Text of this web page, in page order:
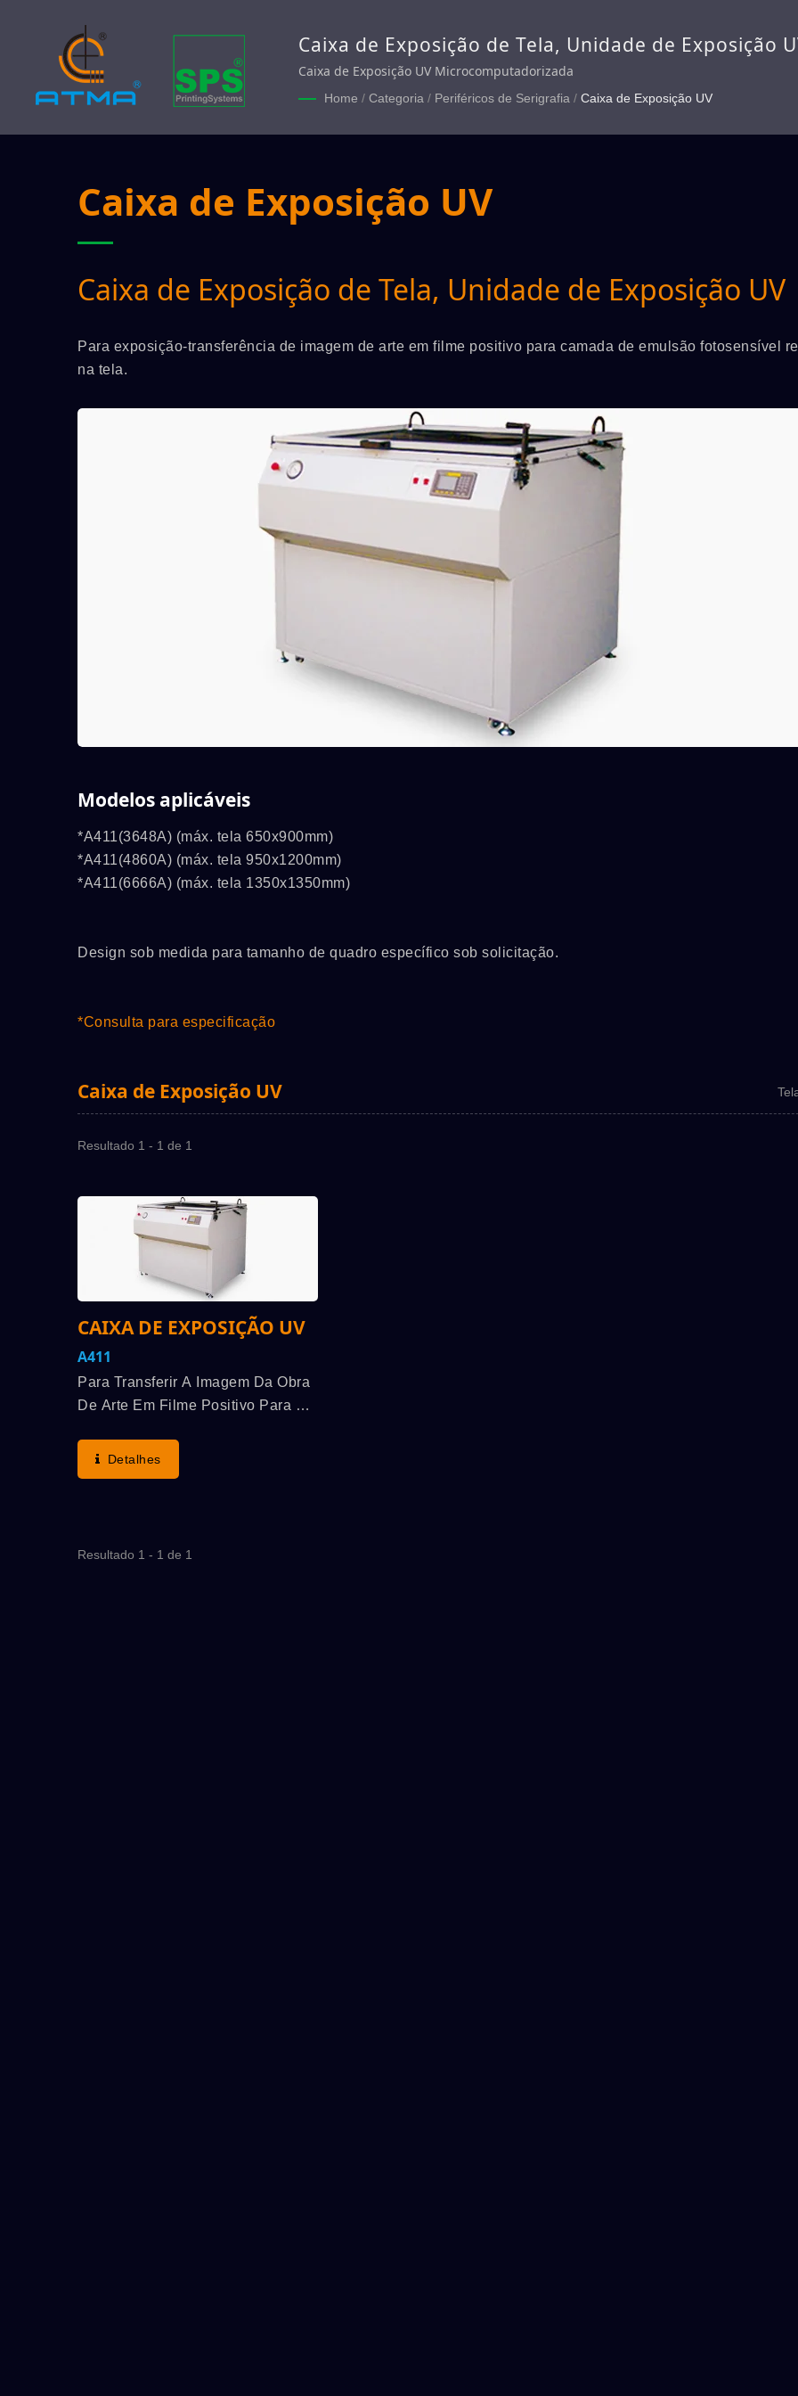
Caixa de Exposição de Tela, Unidade de Exposição
Caixa de Exposição UV Microcomputadorizada
Home / Categoria / Periféricos de Serigrafia / Caixa de Exposição UV
Caixa de Exposição UV
Caixa de Exposição de Tela, Unidade de Exposição UV
Para exposição-transferência de imagem de arte em filme positivo para camada de emulsão fotosensível
na tela.
Modelos aplicáveis
*A411(3648A) (máx. tela 650x900mm)
*A411(4860A) (máx. tela 950x1200mm)
*A411(6666A) (máx. tela 1350x1350mm)
Design sob medida para tamanho de quadro específico sob solicitação.
*Consulta para especificação
Caixa de Exposição UV
Resultado 1 - 1 de 1
CAIXA DE EXPOSIÇÃO UV
A411
Para Transferir A Imagem Da Obra
De Arte Em Filme Positivo Para A
Revestida Em Uma Tela.
Detalhes
Resultado 1 - 1 de 1